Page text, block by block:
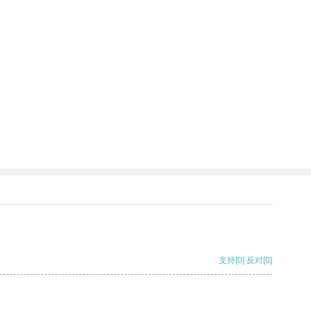
支持[0] 反对[0]